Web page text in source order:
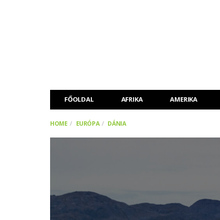
FŐOLDAL AFRIKA AMERIKA
HOME EURÓPA DÁNIA